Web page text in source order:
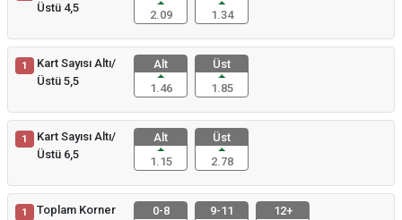
Üstü 4,5
2.09
1.34
1
Kart Sayısı Altı/
Üstü 5,5
Alt
1.46
Üst
1.85
1
Kart Sayısı Altı/
Üstü 6,5
Alt
1.15
Üst
2.78
1
Toplam Korner
0-8
9-11
12+